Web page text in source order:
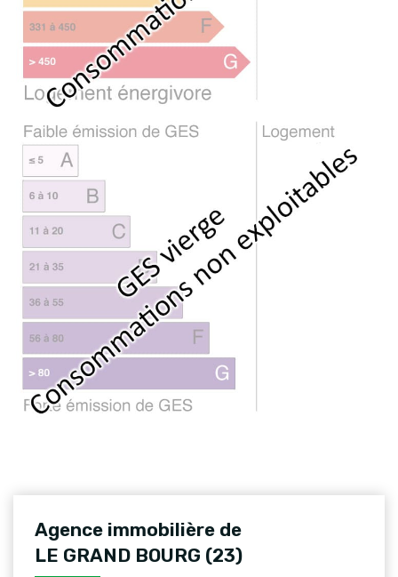
Agence immobilière de
LE GRAND BOURG (23)